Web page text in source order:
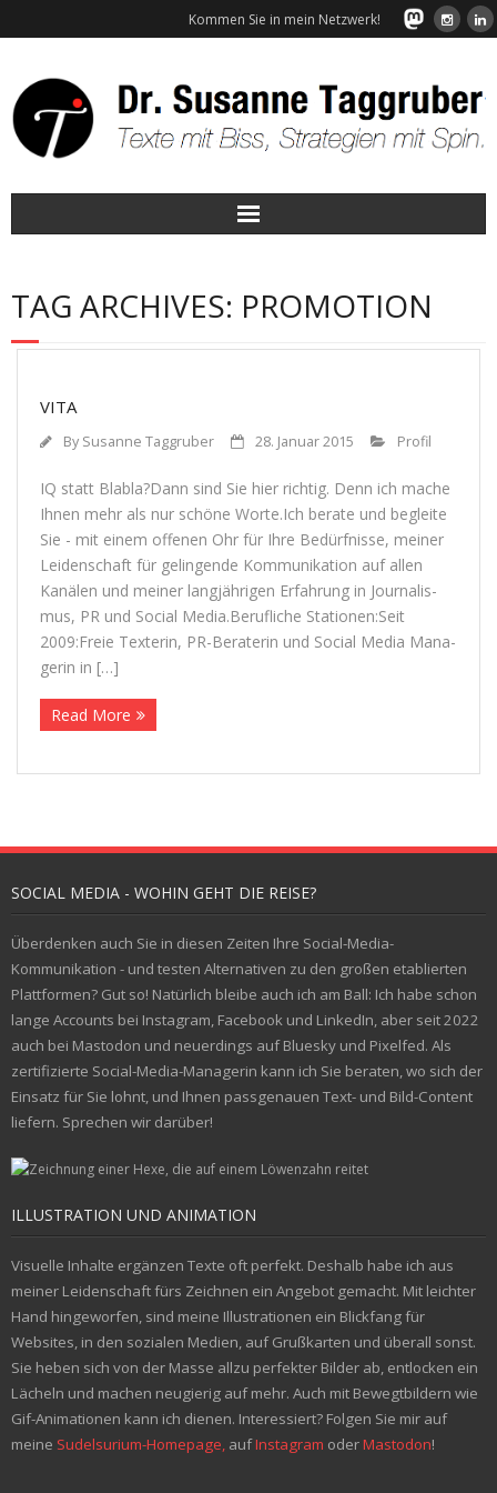
Kommen Sie in mein Netzwerk!
Leistungen
Referenzen
Kontakt
TAG ARCHIVES: PROMOTION
VITA
By Susanne Taggruber 28. Januar 2015 Profil
IQ statt Blabla?Dann sind Sie hier rich­tig. Denn ich mache
Ihnen mehr als nur schöne Worte.Ich berate und begleite
Sie - mit einem offe­nen Ohr für Ihre Bedürf­nisse, mei­ner
Lei­den­schaft für gelin­gende Kom­mu­ni­ka­tion auf allen
Kanä­len und mei­ner lang­jäh­ri­gen Erfah­rung in Jour­na­lis­
mus, PR und Social Media.Berufliche Stationen:Seit
2009:Freie Tex­te­rin, PR-Bera­te­rin und Social Media Mana­
ge­rin in […]
Read More
SOCIAL MEDIA - WOHIN GEHT DIE REISE?
Überdenken auch Sie in diesen Zeiten Ihre Social-Media-
Kommunikation - und testen Alternativen zu den großen etablierten
Plattformen? Gut so! Natürlich bleibe auch ich am Ball: Ich habe schon
lange Accounts bei Instagram, Facebook und LinkedIn, aber seit 2022
auch bei Mastodon und neuerdings auf Bluesky und Pixelfed. Als
zertifizierte Social-Media-Managerin kann ich Sie beraten, wo sich der
Einsatz für Sie lohnt, und Ihnen passgenauen Text- und Bild-Content
liefern. Sprechen wir darüber!
ILLUSTRATION UND ANIMATION
Visuelle Inhalte ergänzen Texte oft perfekt. Deshalb habe ich aus
meiner Leidenschaft fürs Zeichnen ein Angebot gemacht. Mit leichter
Hand hingeworfen, sind meine Illustrationen ein Blickfang für
Websites, in den sozialen Medien, auf Grußkarten und überall sonst.
Sie heben sich von der Masse allzu perfekter Bilder ab, entlocken ein
Lächeln und machen neugierig auf mehr. Auch mit Bewegtbildern wie
Gif-Animationen kann ich dienen. Interessiert? Folgen Sie mir auf
meine Sudelsurium-Homepage, aufInstagram oderMastodon!